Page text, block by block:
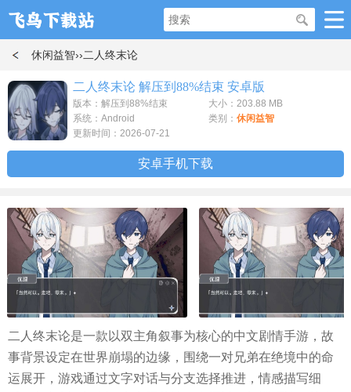
休闲益智››二人终末论
二人终末论 解压到88%结束 安卓版
版本：解压到88%结束
大小：203.88 MB
系统：Android
类别： 休闲益智
更新时间：2026-07-21
安卓手机下载
二人终末论是一款以双主角叙事为核心的中文剧情手游，故
事背景设定在世界崩塌的边缘，围绕一对兄弟在绝境中的命
运展开，游戏通过文字对话与分支选择推进，情感描写细